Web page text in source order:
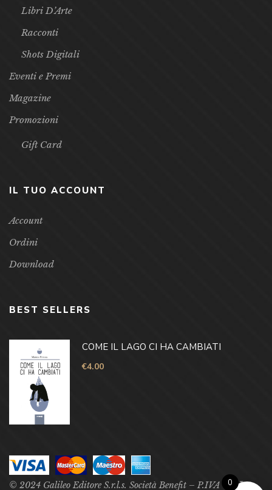
Libri D’Arte
Racconti
Shots Digitali
Eventi e Premi
Magazine
Promozioni
Gift Card
IL TUO ACCOUNT
Account
Ordini
Download
BEST SELLERS
COME IL LAGO CI HA CAMBIATI
€4.00
© 2024 Galileo Editore S.r.l.s. Società Benefit – P.IVA –P.Iva
0